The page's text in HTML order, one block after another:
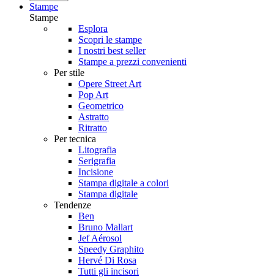
Stampe
Stampe
Esplora
Scopri le stampe
I nostri best seller
Stampe a prezzi convenienti
Per stile
Opere Street Art
Pop Art
Geometrico
Astratto
Ritratto
Per tecnica
Litografia
Serigrafia
Incisione
Stampa digitale a colori
Stampa digitale
Tendenze
Ben
Bruno Mallart
Jef Aérosol
Speedy Graphito
Hervé Di Rosa
Tutti gli incisori